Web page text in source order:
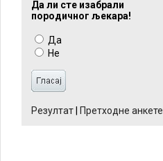
Да ли сте изабрали
породичног љекара!
Да
Не
Резултат Претходне анкете